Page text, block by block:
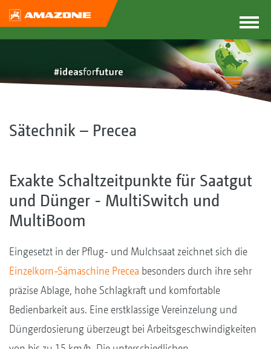
Sätechnik – Precea
Exakte Schaltzeitpunkte für Saatgut
und Dünger - MultiSwitch und
MultiBoom
Eingesetzt in der Pflug- und Mulchsaat zeichnet sich die
Einzelkorn-Sämaschine Precea besonders durch ihre sehr
präzise Ablage, hohe Schlagkraft und komfortable
Bedienbarkeit aus. Eine erstklassige Vereinzelung und
Düngerdosierung überzeugt bei Arbeitsgeschwindigkeiten